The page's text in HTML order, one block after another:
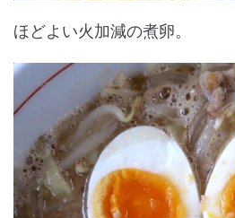
ほどよい火加減の煮卵。